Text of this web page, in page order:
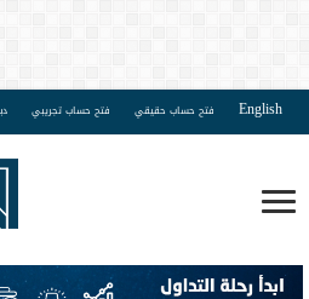
English فتح حساب حقيقي فتح حساب تجريبي